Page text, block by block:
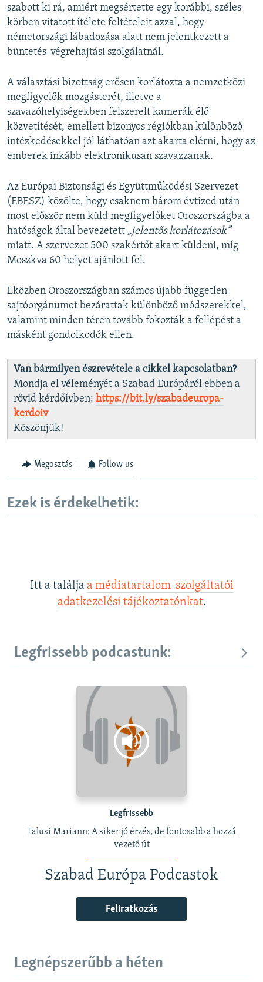
szabott ki rá, amiért megsértette egy korábbi, széles
körben vitatott ítélete feltételeit azzal, hogy
németországi lábadozása alatt nem jelentkezett a
büntetés-végrehajtási szolgálatnál.
A választási bizottság erősen korlátozta a nemzetközi
megfigyelők mozgásterét, illetve a
szavazóhelyiségekben felszerelt kamerák élő
közvetítését, emellett bizonyos régiókban különböző
intézkedésekkel jól láthatóan azt akarta elérni, hogy az
emberek inkább elektronikusan szavazzanak.
Az Európai Biztonsági és Együttműködési Szervezet
(EBESZ) közölte, hogy csaknem három évtized után
most először nem küld megfigyelőket Oroszországba a
hatóságok által bevezetett „jelentős korlátozások”
miatt. A szervezet 500 szakértőt akart küldeni, míg
Moszkva 60 helyet ajánlott fel.
Eközben Oroszországban számos újabb független
sajtóorgánumot bezárattak különböző módszerekkel,
valamint minden téren tovább fokozták a fellépést a
másként gondolkodók ellen.
Van bármilyen észrevétele a cikkel kapcsolatban?
Mondja el véleményét a Szabad Európáról ebben a
rövid kérdőívben: https://bit.ly/szabadeuropa-
kerdoiv
Köszönjük!
Megosztás Follow us
Ezek is érdekelhetik:
Itt a találja a médiatartalom-szolgáltatói
adatkezelési tájékoztatónkat.
Legfrissebb podcastunk:
Legfrissebb
Falusi Mariann: A siker jó érzés, de fontosabb a hozzá
vezető út
Szabad Európa Podcastok
Feliratkozás
Legnépszerűbb a héten